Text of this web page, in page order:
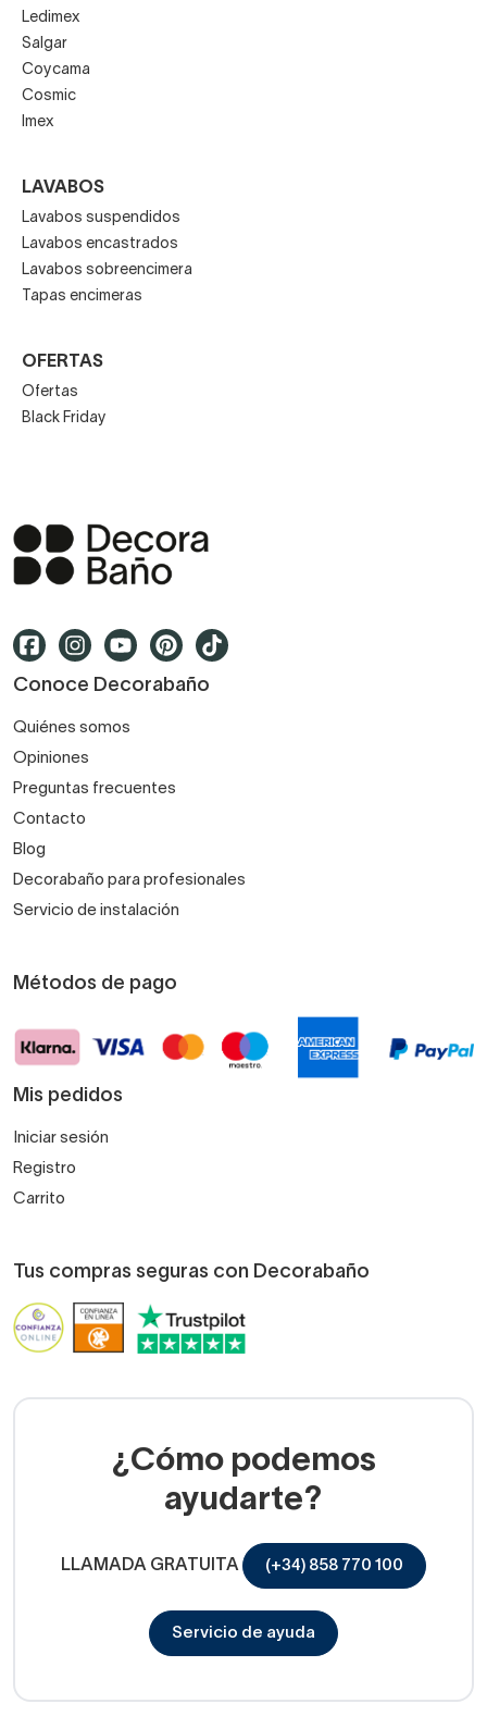
Ledimex
Salgar
Coycama
Cosmic
Imex
LAVABOS
Lavabos suspendidos
Lavabos encastrados
Lavabos sobreencimera
Tapas encimeras
OFERTAS
Ofertas
Black Friday
Conoce Decorabaño
Quiénes somos
Opiniones
Preguntas frecuentes
Contacto
Blog
Decorabaño para profesionales
Servicio de instalación
Métodos de pago
Mis pedidos
Iniciar sesión
Registro
Carrito
Tus compras seguras con Decorabaño
¿Cómo podemos
ayudarte?
LLAMADA GRATUITA (+34) 858 770 100
Servicio de ayuda